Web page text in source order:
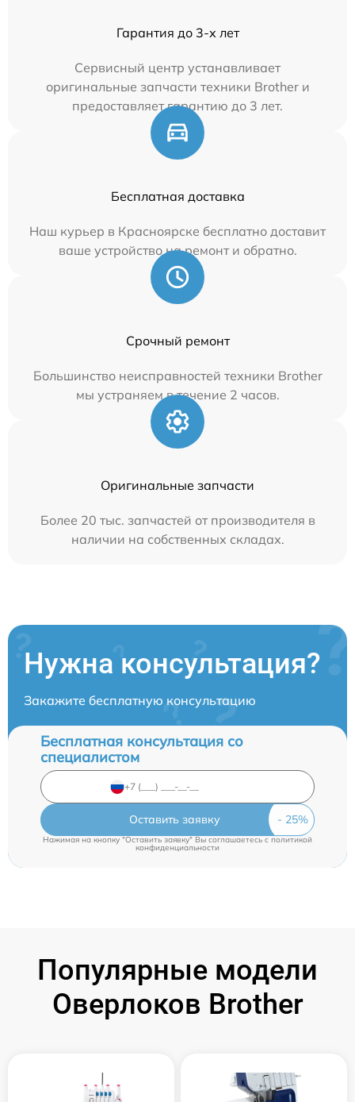
Гарантия до 3-х лет
Сервисный центр устанавливает
оригинальные запчасти техники Brother и
предоставляет гарантию до 3 лет.
Бесплатная доставка
Наш курьер в Красноярске бесплатно доставит
ваше устройство на ремонт и обратно.
Срочный ремонт
Большинство неисправностей техники Brother
мы устраняем в течение 2 часов.
Оригинальные запчасти
Более 20 тыс. запчастей от производителя в
наличии на собственных складах.
Нужна консультация?
Закажите бесплатную консультацию
Бесплатная консультация со
специалистом
Оставить заявку
Нажимая на кнопку "Оставить заявку" Вы соглашаетесь cполитикой
конфиденциальности
Популярные модели
Оверлоков Brother